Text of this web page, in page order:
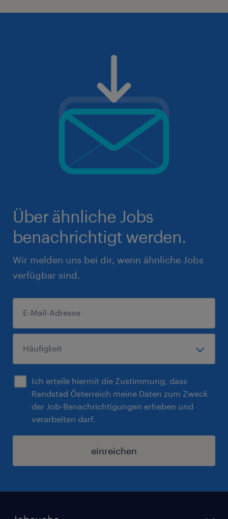
Über ähnliche Jobs
benachrichtigt werden.
Wir melden uns bei dir, wenn ähnliche Jobs
verfügbar sind.
Ich erteile hiermit die Zustimmung, dass
Randstad Österreich meine Daten zum Zweck
der Job-Benachrichtigungen erheben und
verarbeiten darf.
einreichen